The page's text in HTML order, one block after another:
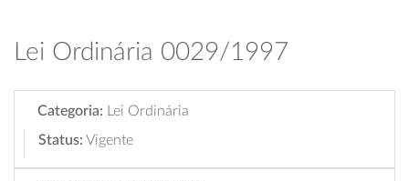
Lei Ordinária 0029/1997
Categoria:
Lei Ordinária
Status: Vigente